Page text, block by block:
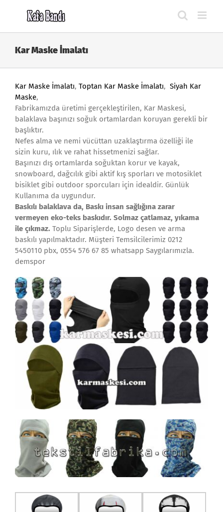
Kar Maske İmalatı
Kar Maske İmalatı, Toptan Kar Maske İmalatı, Siyah Kar
Maske,
Fabrikamızda üretimi gerçekleştirilen, Kar Maskesi,
balaklava başınızı soğuk ortamlardan koruyan gerekli bir
başlıktır.
Nefes alma ve nemi vücüttan uzaklaştırma özelliği ile
sizin kuru, ılık ve rahat hissetmenizi sağlar.
Başınızı dış ortamlarda soğuktan korur ve kayak,
snowboard, dağcılık gibi aktif kış sporları ve motosiklet
bisiklet gibi outdoor sporcuları için idealdir. Günlük
Kullanıma da uygundur.
Baskılı balaklava da, Baskı insan sağlığına zarar
vermeyen eko-teks baskıdır. Solmaz çatlamaz, yıkama
ile çıkmaz. Toplu Siparişlerde, Logo desen ve arma
baskılı yapılmaktadır. Müşteri Temsilcilerimiz 0212
5450110 pbx, 0554 576 67 85 whatsapp Saygılarımızla.
demspor